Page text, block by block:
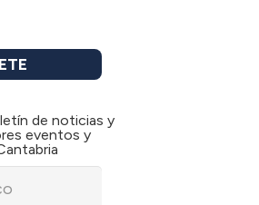
de noticias y
eventos y